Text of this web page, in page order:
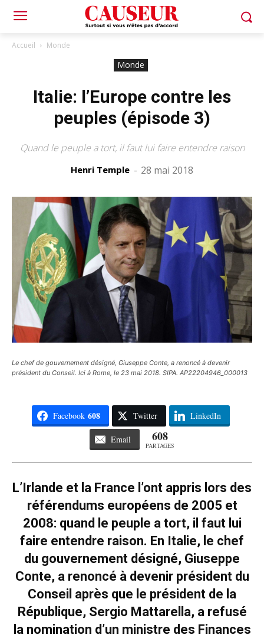
Accueil Monde
Monde
Italie: l’Europe contre les
peuples (épisode 3)
Quand le peuple a tort, il faut lui faire entendre raison
Henri Temple - 28 mai 2018
Le chef de gouvernement désigné, Giuseppe Conte, a renoncé à devenir
président du Conseil. Ici à Rome, le 23 mai 2018. SIPA. AP22204946_000013
Facebook 608 Twitter LinkedIn
Email 608
PARTAGES
L’Irlande et la France l’ont appris lors des
référendums européens de 2005 et
2008: quand le peuple a tort, il faut lui
faire entendre raison. En Italie, le chef
du gouvernement désigné, Giuseppe
Conte, a renoncé à devenir président du
Conseil après que le président de la
République, Sergio Mattarella, a refusé
la nomination d’un ministre des Finances